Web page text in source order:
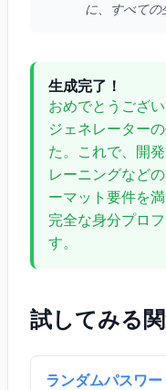
に、すべての
生成完了！
おめでとうござ
ジェネレーター
た。これで、開
レーニングなど
ーマット要件を
完全な身分プロ
す。
試してみる
ランダムパスワ